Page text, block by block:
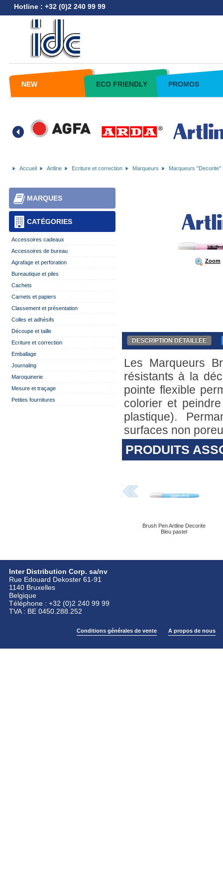
Hotline : +32 (0)2 240 99 99
NEW ECO FRIENDLY PROMOS
Accueil Artline Ecriture et correction Marqueurs Marqueurs "Decorite"
CATÉGORIES
MARQUES
Accessoires cadeaux
Accessoires de bureau
Agrafage et perforation
Bureautique et piles
Cachets
Carnets et papiers
Classement et présentation
Colles et adhésifs
Découpe et taille
Ecriture et correction
Emballage
Journaling
Maroquinerie
Mesure et traçage
Petites fournitures
Zoom
DESCRIPTION DÉTAILLÉE
Les Marqueurs
résistants à la
pointe flexible
colorier et
plastique).
surfaces non
PRODUITS
Brush Pen Artline Decorite
Bleu pastel
Inter Distribution Corp. sa/nv
Rue Edouard Dekoster 61-91
1140 Bruxelles
Belgique
Téléphone : +32 (0)2 240 99 99
TVA : BE 0450.288.252
Conditions générales de vente A propos de nous